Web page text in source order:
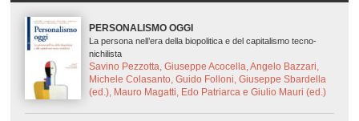
PERSONALISMO OGGI
La persona nell’era della biopolitica e del capitalismo tecno-
nichilista
Savino Pezzotta, Giuseppe Acocella, Angelo Bazzari,
Michele Colasanto, Guido Folloni, Giuseppe Sbardella
(ed.), Mauro Magatti, Edo Patriarca e Giulio Mauri (ed.)